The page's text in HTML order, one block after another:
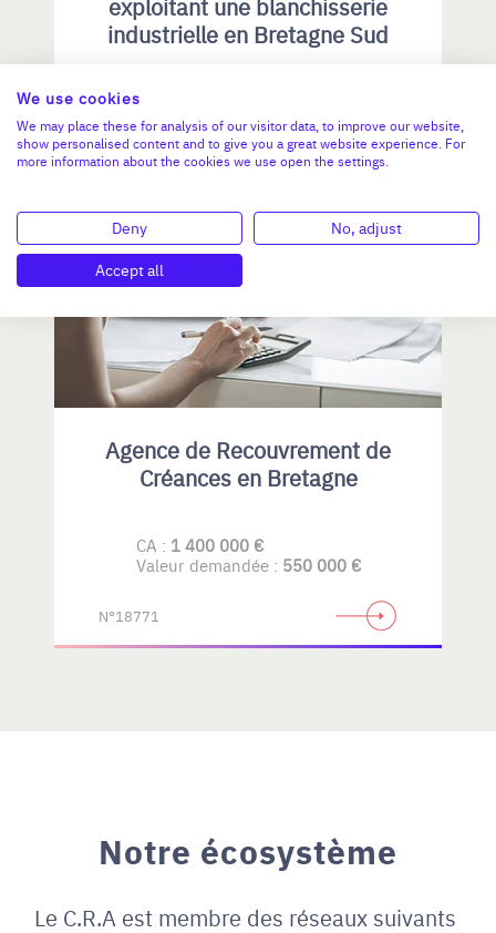
industrielle en Bretagne Sud
Valeur demandée :
N°18777
BRETAGNE
Agence de Recouvrement de
Créances en Bretagne
CA : 1 400 000 €
Valeur demandée : 550 000 €
N°18771
Notre écosystème
Le C.R.A est membre des réseaux suivants
We use cookies
We may place these for analysis of our visitor data, to improve our website,
show personalised content and to give you a great website experience. For
more information about the cookies we use open the settings.
Deny
No, adjust
Accept all